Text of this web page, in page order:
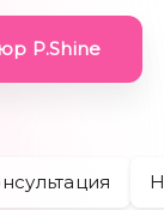
процедур
P.Shine